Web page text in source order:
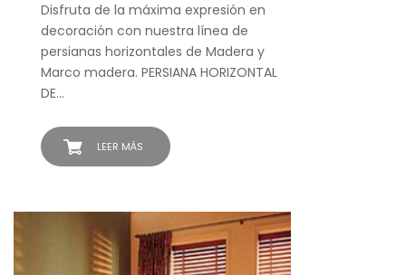
LEER MÁS
Disfruta de la máxima expresión en
decoración con nuestra línea de
persianas horizontales de Madera y
Marco madera. PERSIANA HORIZONTAL
DE…